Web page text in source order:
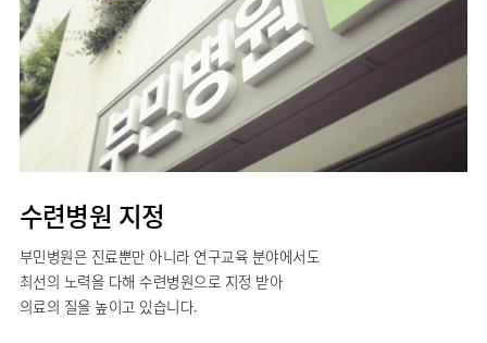
수련병원 지정
부민병원은 진료뿐만 아니라 연구교육 분야에서도
최선의 노력을 다해 수련병원으로 지정 받아
의료의 질을 높이고 있습니다.